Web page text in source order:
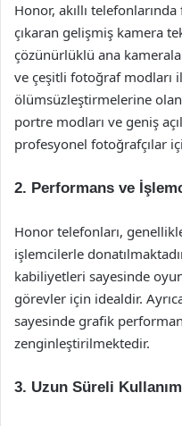
Honor, akıllı
çıkaran gelişmiş kamera
çözünürlüklü ana
ve çeşitli fotoğraf modları
ölümsüzleştirmelerine
portre modları ve geniş
profesyonel fotoğrafçılar
2. Performans ve
Honor telefonları,
işlemcilerle
kabiliyetleri sayesinde
görevler için idealdir.
sayesinde grafik
zenginleştirilmektedir.
3. Uzun Süreli